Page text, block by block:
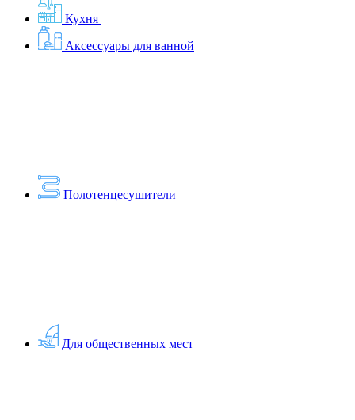
Кухня
Аксессуары для ванной
Полотенцесушители
Для общественных мест